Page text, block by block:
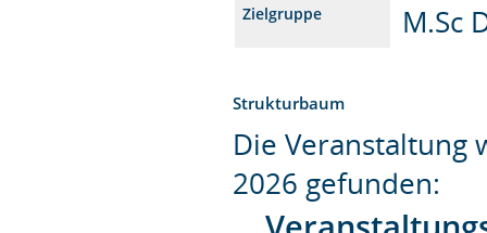
Zielgruppe M.Sc
Strukturbaum
Die Veranstaltung
2026 gefunden: